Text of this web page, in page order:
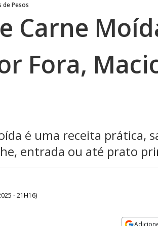
de Pesos
Carne
Fora,
é uma receita prática,
entrada ou até prato
- 21H16)